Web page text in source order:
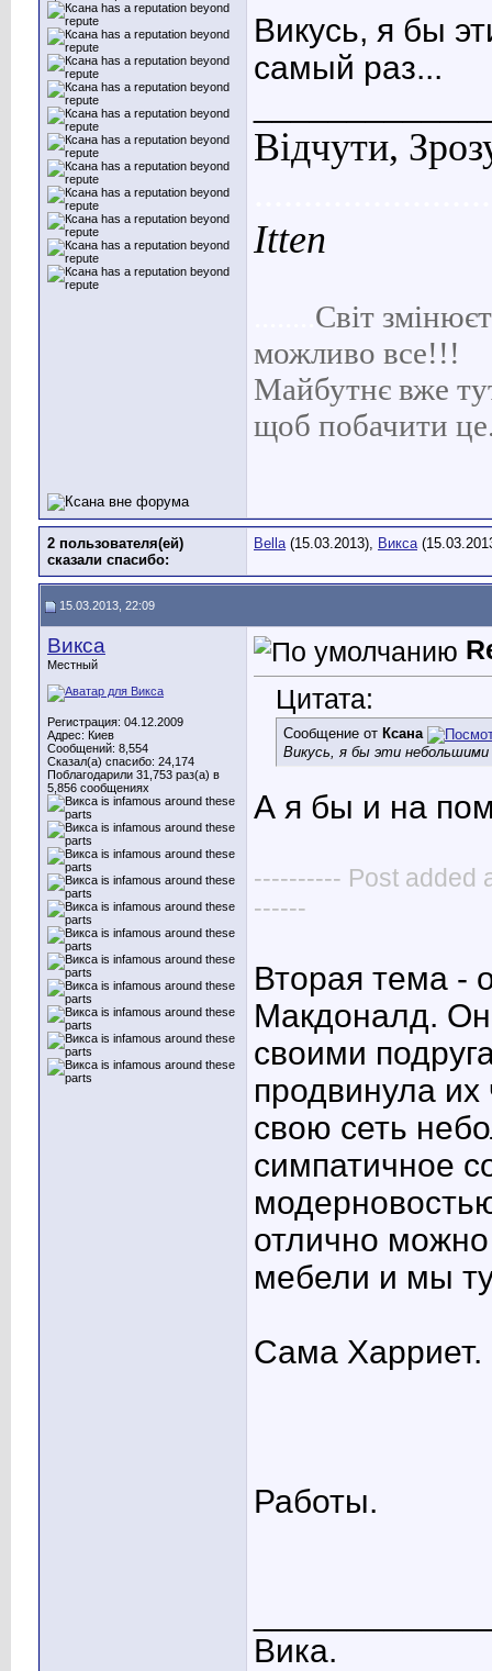
Викусь, я бы
самый раз...
Відчути,
Itten
Світ
можливо все!!!
Майбутнє вже
щоб побачити
2 пользователя(ей)
сказали cпасибо:
Bella(15.03.2013), Викса
15.03.2013, 22:09
Викса
Местный
Регистрация: 04.12.2009
Адрес: Киев
Сообщений: 8,554
Сказал(а) спасибо: 24,174
Поблагодарили 31,753 раз(а) в
5,856 сообщениях
Цитата:
Сообщение от Ксана
Викусь, я бы эти
А я бы и на
---------- Post added
------
Вторая тема -
Макдоналд.
своими
продвинула
свою сеть
симпатичное
отлично
мебели и мы
Сама Харриет.
Работы.
Вика.